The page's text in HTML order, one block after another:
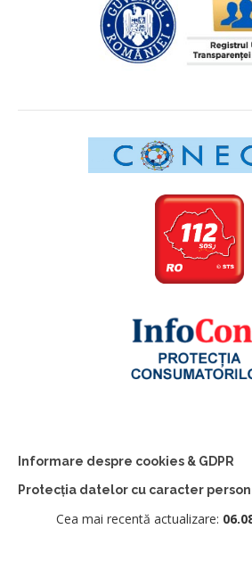
Informare despre cookies & GDPR
Protecția datelor cu caracter
Cea mai recentă actualizare: